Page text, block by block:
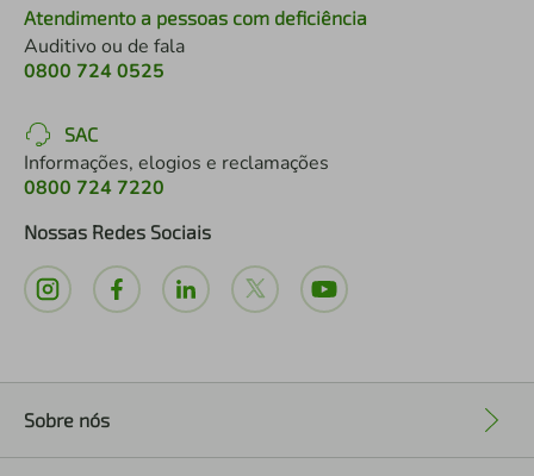
Atendimento a pessoas com deficiência
Auditivo ou de fala
0800 724 0525
SAC
Informações, elogios e reclamações
0800 724 7220
Nossas Redes Sociais
Sobre nós